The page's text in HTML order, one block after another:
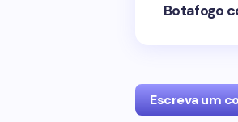
Botafogo
Escreva um